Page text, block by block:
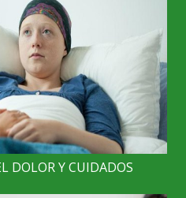
DOLOR Y CUIDADOS